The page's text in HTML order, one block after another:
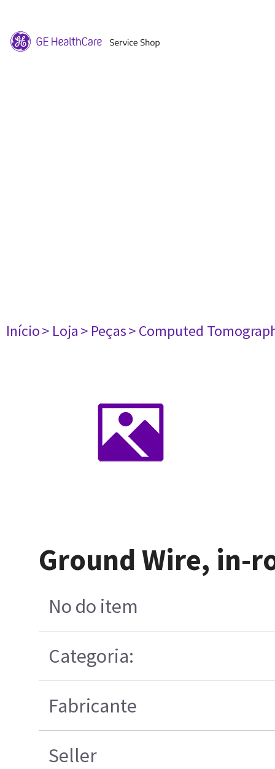
Início> Loja> Peças> Computed
Ground Wire, in-
No do item
Categoria:
Fabricante
Seller